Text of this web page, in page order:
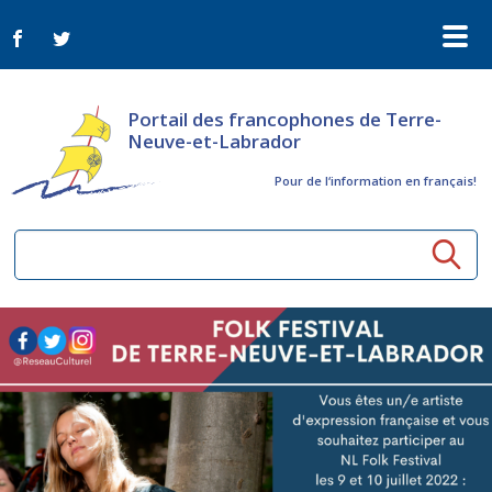
Portail des francophones de Terre-
Neuve-et-Labrador
Pour de l‘information en français!
Ressources communautaires
Aînés
Activités à distance
ConnectAînés
Arts et culture
Appels d'offres du secteur culturel
Plan de Développement Global
Organismes
Nouvelles
Bulletin Le FrancoTNL